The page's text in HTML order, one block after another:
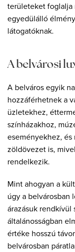
területeket foglalja
egyedülálló
látogatóknak.
A belvárosi
A belváros egyik
hozzáférhetnek a
üzletekhez,
színházakhoz,
eseményekhez,
zöldövezet is,
rendelkezik.
Mint ahogyan a
úgy a belvárosban
árazásuk rendkívül
általánosságban
értéke hosszú
belvárosban